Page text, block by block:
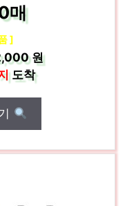
매
]
원
도착